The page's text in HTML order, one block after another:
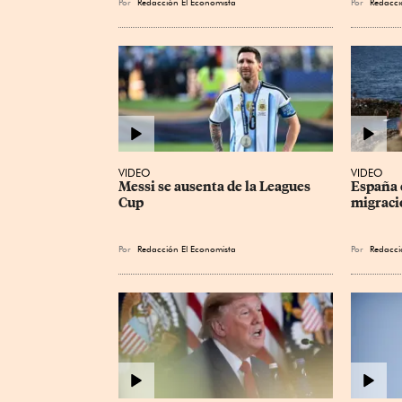
VIDEO
Messi se ausenta de la Leagues
Cup
Por Redacción El Economista
VIDEO
Por